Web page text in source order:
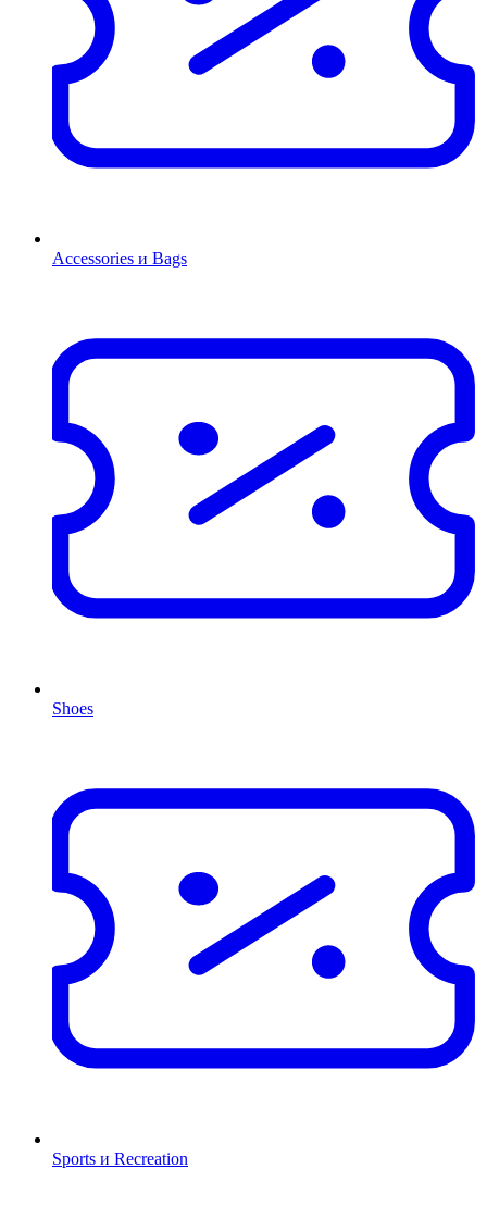
Accessories и Bags
Shoes
Sports и Recreation